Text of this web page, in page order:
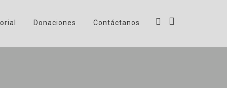
Donaciones Contáctanos